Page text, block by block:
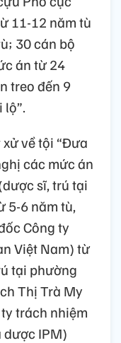
11-12 năm tù
30 cán bộ
án từ 24
treo đến 9
lộ”.
về tội “Đưa
các mức án
sĩ, trú tại
5-6 năm tù,
Công ty
Việt Nam) từ
tại phường
Thị Trà My
trách nhiệm
dược IPM)